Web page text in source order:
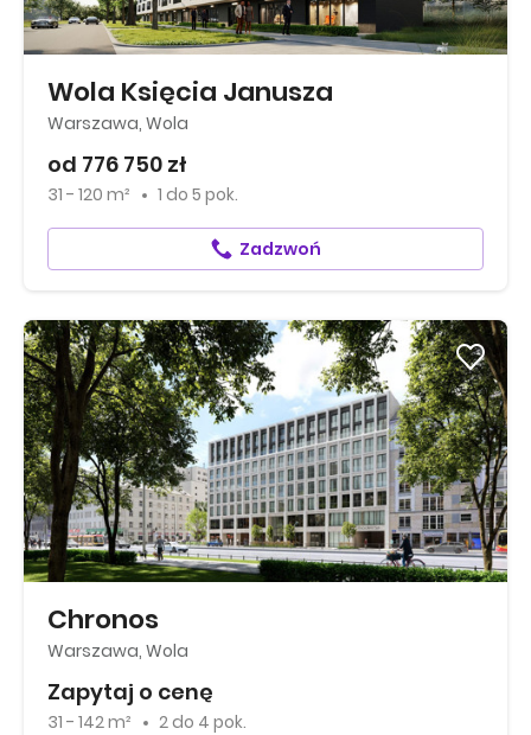
Wola Księcia Janusza
Warszawa, Wola
od 776 750 zł
31 - 120 m² 1 do 5 pok.
Zadzwoń
Chronos
Warszawa, Wola
Zapytaj o cenę
31 - 142 m² 2 do 4 pok.